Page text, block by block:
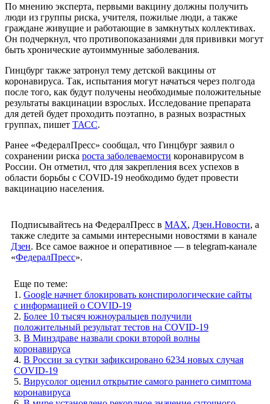
По мнению эксперта, первыми вакцину должны получить
люди из группы риска, учителя, пожилые люди, а также
граждане живущие и работающие в замкнутых коллективах.
Он подчеркнул, что противопоказаниями для прививки могут
быть хронические аутоиммунные заболевания.
Гинцбург также затронул тему детской вакцины от
коронавируса. Так, испытания могут начаться через полгода
после того, как будут получены необходимые положительные
результаты вакцинации взрослых. Исследование препарата
для детей будет проходить поэтапно, в разных возрастных
группах, пишет ТАСС.
Ранее «ФедералПресс» сообщал, что Гинцбург заявил о
сохранении риска роста заболеваемости коронавирусом в
России. Он отметил, что для закрепления всех успехов в
области борьбы с COVID-19 необходимо будет провести
вакцинацию населения.
Подписывайтесь на ФедералПресс в МАХ, Дзен.Новости, а
также следите за самыми интересными новостями в канале
Дзен. Все самое важное и оперативное — в telegram-канале
«ФедералПресс».
Еще по теме:
1. Google начнет блокировать конспирологические сайты
с информацией о COVID-19
2. Более 10 тысяч южноуральцев получили
положительный результат тестов на COVID-19
3. В Минздраве назвали сроки второй волны
коронавируса
4. В России за сутки зафиксировано 6234 новых случая
COVID-19
5. Вирусолог оценил открытие самого раннего симптома
коронавируса